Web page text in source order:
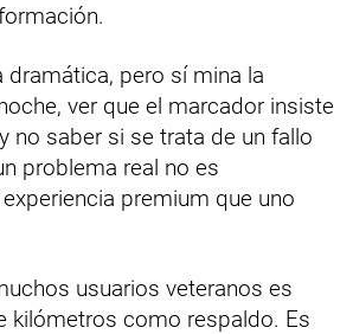
dramática, pero sí mina la
ver que el marcador insiste
no saber si se trata de un fallo
problema real no es
premium que uno
usuarios veteranos es
kilómetros como respaldo. Es